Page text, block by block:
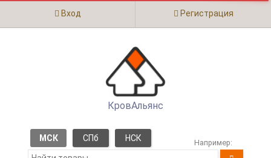
Вход Регистрация
КровАльянс
МСК СПб НСК Например: